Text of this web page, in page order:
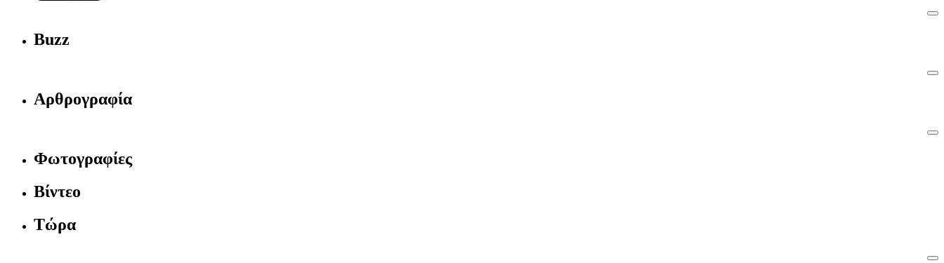
Buzz
Αρθρογραφία
Φωτογραφίες
Βίντεο
Τώρα